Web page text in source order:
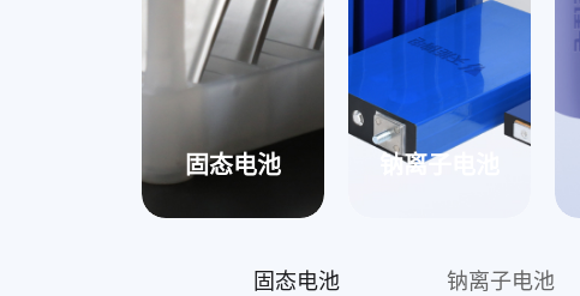
固态电池 钠离子电池
固态电池 钠离子电池